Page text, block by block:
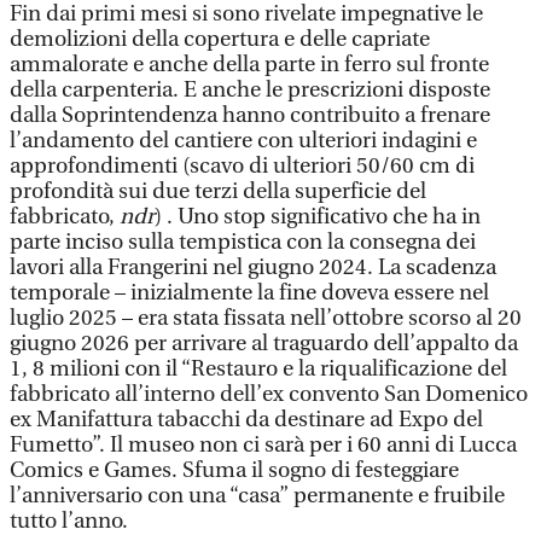
Fin dai primi mesi si sono rivelate impegnative le
demolizioni della copertura e delle capriate
ammalorate e anche della parte in ferro sul fronte
della carpenteria. E anche le prescrizioni disposte
dalla Soprintendenza hanno contribuito a frenare
l’andamento del cantiere con ulteriori indagini e
approfondimenti (scavo di ulteriori 50/60 cm di
profondità sui due terzi della superficie del
fabbricato, ndr) . Uno stop significativo che ha in
parte inciso sulla tempistica con la consegna dei
lavori alla Frangerini nel giugno 2024. La scadenza
temporale – inizialmente la fine doveva essere nel
luglio 2025 – era stata fissata nell’ottobre scorso al 20
giugno 2026 per arrivare al traguardo dell’appalto da
1, 8 milioni con il “Restauro e la riqualificazione del
fabbricato all’interno dell’ex convento San Domenico
ex Manifattura tabacchi da destinare ad Expo del
Fumetto”. Il museo non ci sarà per i 60 anni di Lucca
Comics e Games. Sfuma il sogno di festeggiare
l’anniversario con una “casa” permanente e fruibile
tutto l’anno.